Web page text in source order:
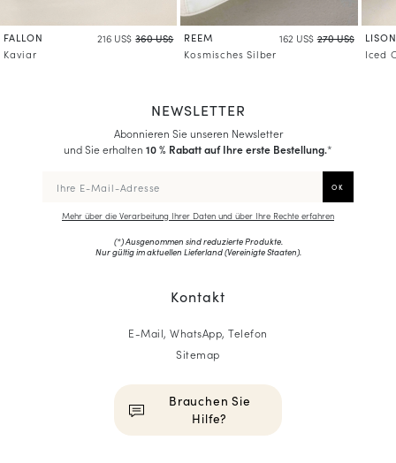
FALLON 216 US$ 360 US$
Kaviar
REEM 162 US$ 270 US$
Kosmisches Silber
LISON
Iced
NEWSLETTER
Abonnieren Sie unseren Newsletter
und Sie erhalten 10 % Rabatt auf Ihre erste Bestellung.*
Mehr über die Verarbeitung Ihrer Daten und über Ihre Rechte erfahren
(*) Ausgenommen sind reduzierte Produkte.
Nur gültig im aktuellen Lieferland (Vereinigte Staaten).
Kontakt
E-Mail, WhatsApp, Telefon
Sitemap
Brauchen Sie
Hilfe?